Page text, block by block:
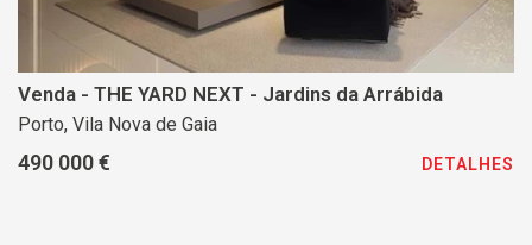
Venda - THE YARD NEXT - Jardins da Arrábida
Porto, Vila Nova de Gaia
490 000 € DETALHES